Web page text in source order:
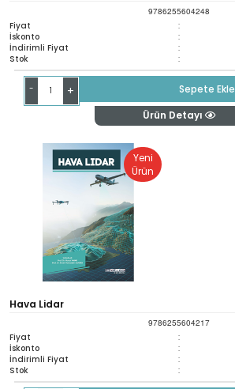
9786255604248
Fiyat :
İskonto :
İndirimli Fiyat :
Stok :
- +
Sepete Ekle
Ürün Detayı
Yeni
Ürün
Hava Lidar
9786255604217
Fiyat :
İskonto :
İndirimli Fiyat :
Stok :